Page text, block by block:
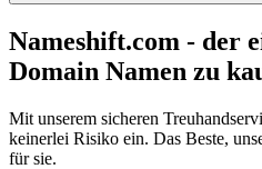
Nameshift.com - der
Domain Namen zu
Mit unserem sicheren
keinerlei Risiko ein. Das Beste,
für sie.